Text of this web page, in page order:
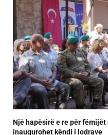
Një hapësirë e re për
inaugurohet këndi i lodrave